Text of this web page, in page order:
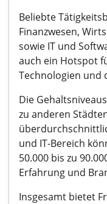
Beliebte
Finanzwesen,
sowie IT und
auch ein Hotspot
Technologien und
Die
zu anderen
und IT-Bereich
50.000 bis zu
Erfahrung und
Insgesamt bietet